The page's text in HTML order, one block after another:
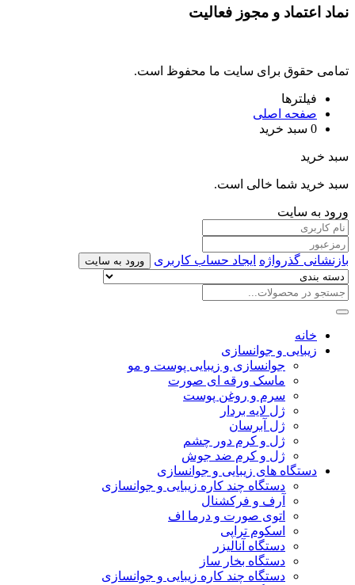
نماد اعتماد و مجوز فعالیت
تمامی حقوق برای سایت ما محفوظ است.
فیلترها
صفحه اصلی
0 سبد خرید
سبد خرید
سبد خرید شما خالی است.
ورود به سایت
بازنشانی گذرواژه ایجاد حساب کاربری ورود به سایت
خانه
زیبایی و جوانسازی
جوانسازی و زیبایی پوست و مو
ماسک ورقه ای صورت
سرم و روغن پوست
ژل لایه بردار
ژل آبرسان
ژل و کرم دور چشم
ژل و کرم ضد جوش
دستگاه های زیبایی و جوانسازی
دستگاه چند کاره زیبایی و جوانسازی
آرف و فرکشنال
اتوی صورت و درما اف
اسکوم تراپی
دستگاه آنالیزر
دستگاه بخار ساز
دستگاه چند کاره زیبایی و جوانسازی